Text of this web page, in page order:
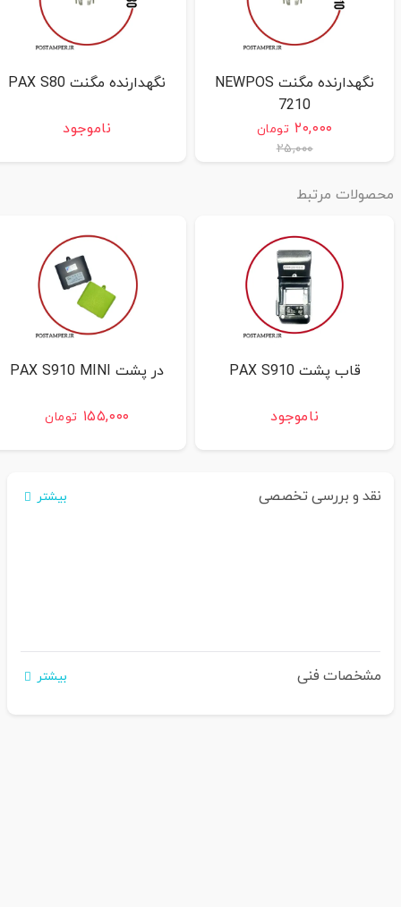
نگهدارنده مگنت NEWPOS
7210
۲۰,۰۰۰ تومان
۲۵,۰۰۰
نگهدارنده مگنت PAX S80
ناموجود
مرتبط
قاب پشت PAX S910
ناموجود
در پشت PAX S910 MINI
۱۵۵,۰۰۰ تومان
نقد و بررسی تخصصی بیشتر
مشخصات فنی بیشتر